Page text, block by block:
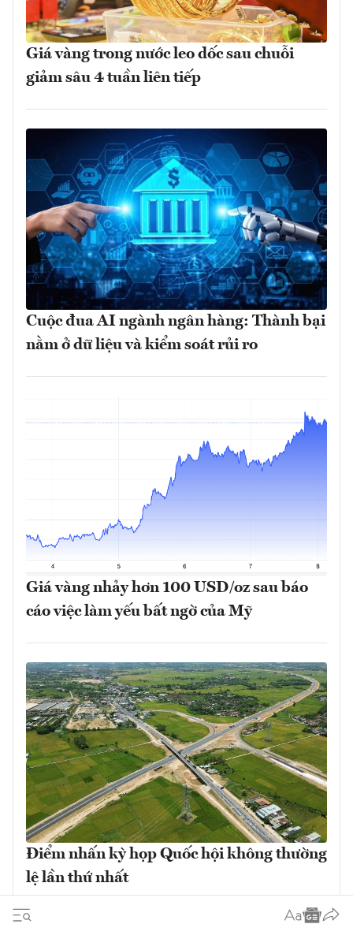
Giá vàng trong nước leo dốc sau chuỗi
giảm sâu 4 tuần liên tiếp
Cuộc đua AI ngành ngân hàng: Thành bại
nằm ở dữ liệu và kiểm soát rủi ro
Giá vàng nhảy hơn 100 USD/oz sau báo
cáo việc làm yếu bất ngờ của Mỹ
Điểm nhấn kỳ họp Quốc hội không thường
lệ lần thứ nhất